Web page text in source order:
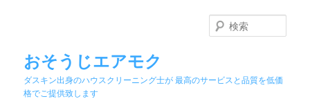
おそうじエアモク
ダスキン出身のハウスクリーニング士が 最高のサービスと品質を低価
格でご提供致します
索